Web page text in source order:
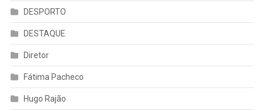
DESPORTO
DESTAQUE
Diretor
Fátima Pacheco
Hugo Rajão